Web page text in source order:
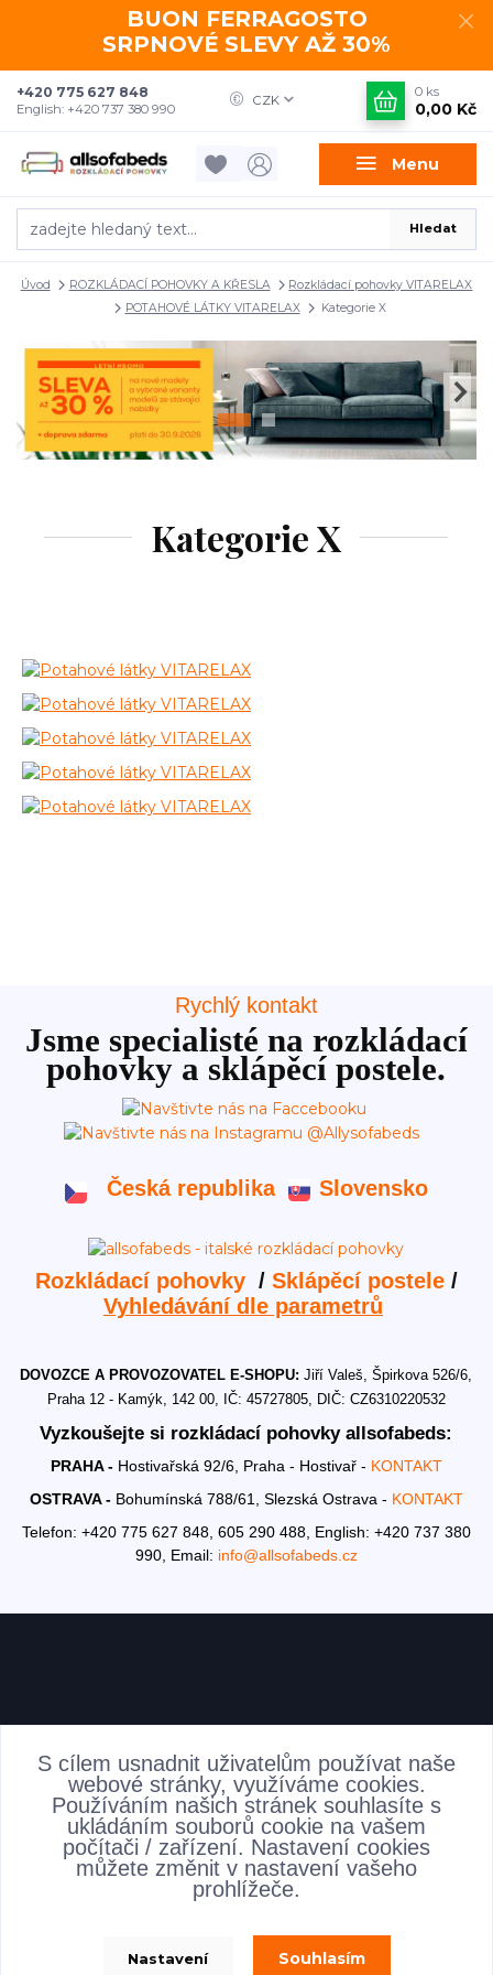
BUON FERRAGOSTO
SRPNOVÉ SLEVY AŽ 30%
Menu
CZK
Hledat
+420 775 627 848
English: +420 737 380 990
0 ks
0,00 Kč
Úvod ROZKLÁDACÍ POHOVKY A KŘESLA
Rozkládací pohovky VITARELAX
POTAHOVÉ LÁTKY VITARELAX
Kategorie X
Kategorie X
Rychlý kontakt
Jsme specialisté na rozkládací
pohovky a sklápěcí postele.
Česká republika Slovensko
Rozkládací pohovky / Sklápěcí postele/
Vyhledávání dle parametrů
DOVOZCE A PROVOZOVATEL E-SHOPU:Jiří Valeš, Špirkova 526/6,
Praha 12 - Kamýk, 142 00, IČ: 45727805, DIČ: CZ6310220532
Vyzkoušejte si rozkládací pohovky allsofabeds:
PRAHA - Hostivařská 92/6, Praha - Hostivař - KONTAKT
OSTRAVA - Bohumínská 788/61, Slezská Ostrava - KONTAKT
Telefon: +420 775 627 848, 605 290 488, English: +420 737 380
990, Email: info@allsofabeds.cz
AKTUALITY
S cílem usnadnit uživatelům používat naše
webové stránky, využíváme cookies.
Používáním našich stránek souhlasíte s
ukládáním souborů cookie na vašem
počítači / zařízení. Nastavení cookies
můžete změnit v nastavení vašeho
prohlížeče.
Nastavení Souhlasím